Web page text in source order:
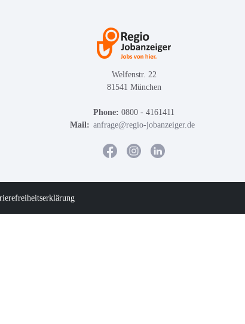
Welfenstr. 22
81541 München
Phone: 0800 - 4161411
Mail: anfrage@regio-jobanzeiger.de